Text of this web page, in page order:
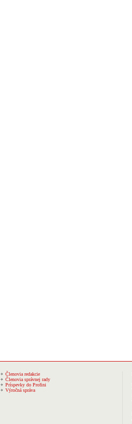
Členovia redakcie
Členovia správnej rady
Príspevky do Profini
Výročná správa